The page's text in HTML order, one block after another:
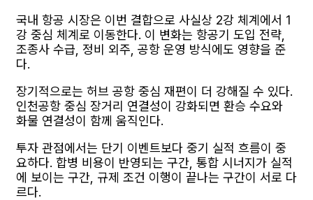
국내 항공 시장은 이번 결합으로 사실상 2강 체계에서 1
강 중심 체계로 이동한다. 이 변화는 항공기 도입 전략,
조종사 수급, 정비 외주, 공항 운영 방식에도 영향을 준
다.
장기적으로는 허브 공항 중심 재편이 더 강해질 수 있다.
인천공항 중심 장거리 연결성이 강화되면 환승 수요와
화물 연결성이 함께 움직인다.
투자 관점에서는 단기 이벤트보다 중기 실적 흐름이 중
요하다. 합병 비용이 반영되는 구간, 통합 시너지가 실적
에 보이는 구간, 규제 조건 이행이 끝나는 구간이 서로 다
르다.